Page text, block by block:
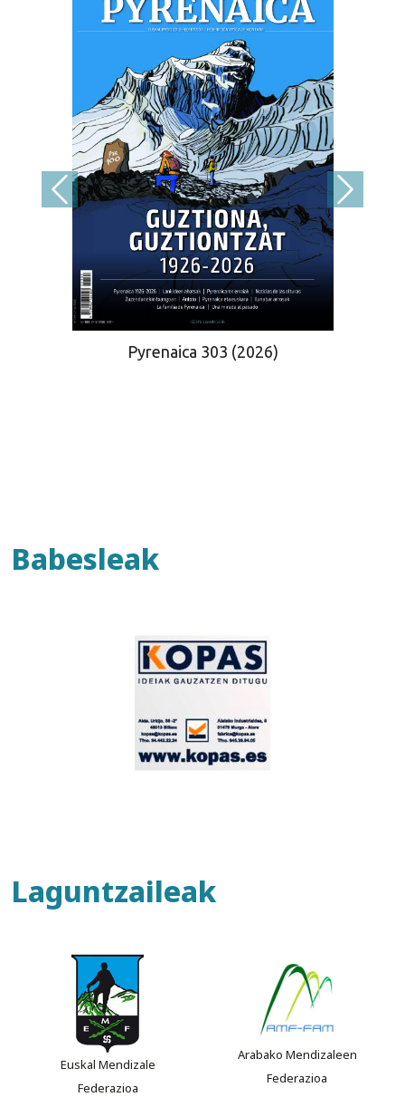
Pyrenaica 303 (2026)
Babesleak
Laguntzaileak
Euskal Mendizale
Federazioa
Arabako Mendizaleen
Federazioa